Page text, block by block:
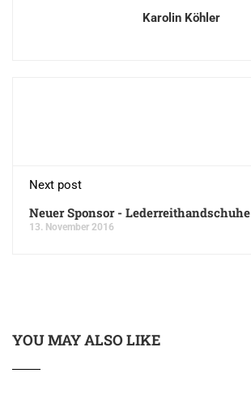
Karolin Köhler
Next post
Neuer Sponsor - Lederreithandschuhe
13. November 2016
YOU MAY ALSO LIKE